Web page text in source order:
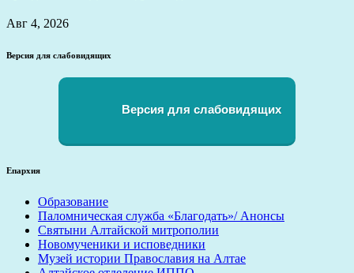
Авг 4, 2026
Версия для слабовидящих
Версия для слабовидящих
Епархия
Образование
Паломническая служба «Благодать»/ Анонсы
Святыни Алтайской митрополии
Новомученики и исповедники
Музей истории Православия на Алтае